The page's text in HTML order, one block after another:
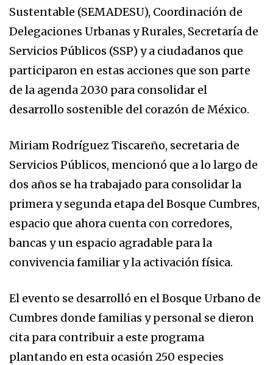
Sustentable (SEMADESU), Coordinación de
Delegaciones Urbanas y Rurales, Secretaría de
Servicios Públicos (SSP) y a ciudadanos que
participaron en estas acciones que son parte
de la agenda 2030 para consolidar el
desarrollo sostenible del corazón de México.
Miriam Rodríguez Tiscareño, secretaria de
Servicios Públicos, mencionó que a lo largo de
dos años se ha trabajado para consolidar la
primera y segunda etapa del Bosque Cumbres,
espacio que ahora cuenta con corredores,
bancas y un espacio agradable para la
convivencia familiar y la activación física.
El evento se desarrolló en el Bosque Urbano de
Cumbres donde familias y personal se dieron
cita para contribuir a este programa
plantando en esta ocasión 250 especies